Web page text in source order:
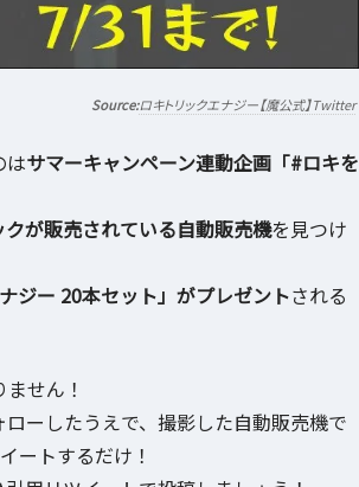
ロキトリックエナジー【魔公式】Twitter
はサマーキャンペーン連動企画「#ロキを
クが販売されている自動販売機を見つけ
ジー 20本セット」がプレゼントされる
せん！
ーしたうえで、撮影した自動販売機で
ートするだけ！